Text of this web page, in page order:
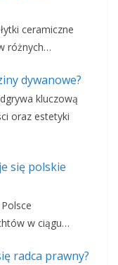
ceramiczne
różnych…
dywanowe?
kluczową
oraz estetyki
się polskie
w ciągu…
radca prawny?